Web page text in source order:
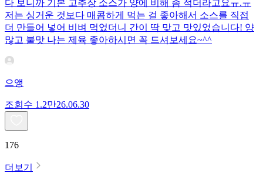
다 보니까 기본 고추장 소스가 양에 비해 좀 적더라고요ㅠ.ㅠ
저는 싱거운 것보다 매콤하게 먹는 걸 좋아해서 소스를 직접
더 만들어 넣어 비벼 먹었더니 간이 딱 맞고 맛있었습니다! 양
많고 불맛 나는 제육 좋아하시면 꼭 드셔보세요~^^
으앵
조회수 1.2만26.06.30
176
더보기